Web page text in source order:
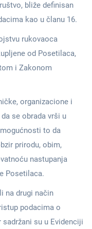
bliže definisan
kao u članu 16.
rukovaoca
od Posetilaca,
i Zakonom
organizacione i
se obrada vrši u
to da
prirodu, obim,
nastupanja
Posetilaca.
na drugi način
podacima o
su u Evidenciji